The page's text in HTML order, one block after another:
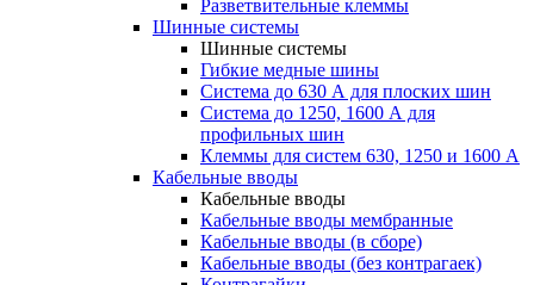
Разветвительные клеммы
Шинные системы
Шинные системы
Гибкие медные шины
Система до 630 А для плоских шин
Система до 1250, 1600 А для
профильных шин
Клеммы для систем 630, 1250 и 1600 А
Кабельные вводы
Кабельные вводы
Кабельные вводы мембранные
Кабельные вводы (в сборе)
Кабельные вводы (без контрагаек)